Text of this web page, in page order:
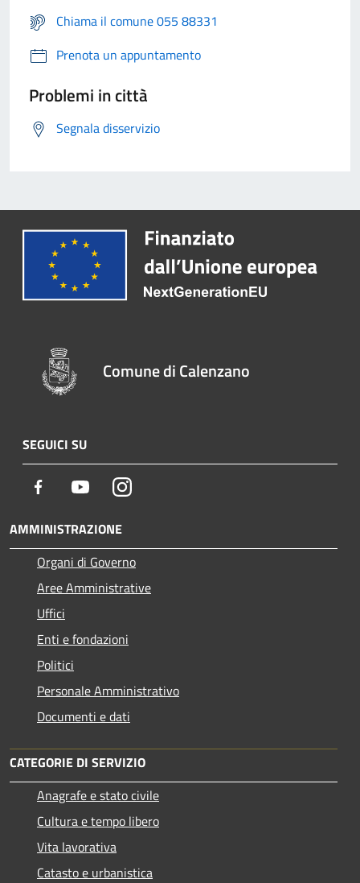
Chiama il comune 055 88331
Prenota un appuntamento
Problemi in città
Segnala disservizio
Comune di Calenzano
SEGUICI SU
Facebook YoutubeInstagram
AMMINISTRAZIONE
Organi di Governo
Aree Amministrative
Uffici
Enti e fondazioni
Politici
Personale Amministrativo
Documenti e dati
CATEGORIE DI SERVIZIO
Anagrafe e stato civile
Cultura e tempo libero
Vita lavorativa
Catasto e urbanistica